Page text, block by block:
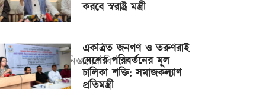
ম্যাচটি আফগানিস্তানের বিপক্ষে
করবে স্বরাষ্ট্র মন্ত্রী
একত্রিত জনগণ ও তরুণরাই
দেশের পরিবর্তনের মূল
চালিকা শক্তি: সমাজকল্যাণ
প্রতিমন্ত্রী